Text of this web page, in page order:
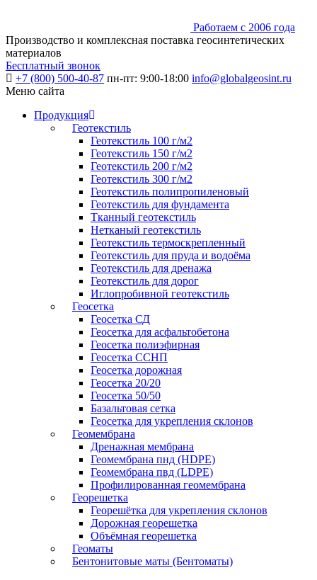
Работаем с 2006 года
Производство и комплексная поставка геосинтетических
материалов
Бесплатный звонок
+7 (800) 500-40-87 пн-пт: 9:00-18:00 info@globalgeosint.ru
Меню сайта
Продукция
Геотекстиль
Геотекстиль 100 г/м2
Геотекстиль 150 г/м2
Геотекстиль 200 г/м2
Геотекстиль 300 г/м2
Геотекстиль полипропиленовый
Геотекстиль для фундамента
Тканный геотекстиль
Нетканый геотекстиль
Геотекстиль термоскрепленный
Геотекстиль для пруда и водоёма
Геотекстиль для дренажа
Геотекстиль для дорог
Иглопробивной геотекстиль
Геосетка
Геосетка СД
Геосетка для асфальтобетона
Геосетка полиэфирная
Геосетка ССНП
Геосетка дорожная
Геосетка 20/20
Геосетка 50/50
Базальтовая сетка
Геосетка для укрепления склонов
Геомембрана
Дренажная мембрана
Геомембрана пнд (HDPE)
Геомембрана пвд (LDPE)
Профилированная геомембрана
Георешетка
Георешётка для укрепления склонов
Дорожная георешетка
Объёмная георешетка
Геоматы
Бентонитовые маты (Бентоматы)